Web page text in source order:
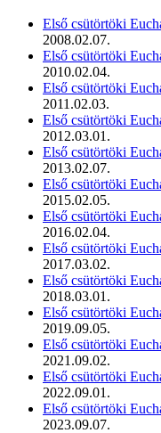
Első csütörtöki
2008.02.07.
Első csütörtöki
2010.02.04.
Első csütörtöki
2011.02.03.
Első csütörtöki
2012.03.01.
Első csütörtöki
2013.02.07.
Első csütörtöki
2015.02.05.
Első csütörtöki
2016.02.04.
Első csütörtöki
2017.03.02.
Első csütörtöki
2018.03.01.
Első csütörtöki
2019.09.05.
Első csütörtöki
2021.09.02.
Első csütörtöki
2022.09.01.
Első csütörtöki
2023.09.07.